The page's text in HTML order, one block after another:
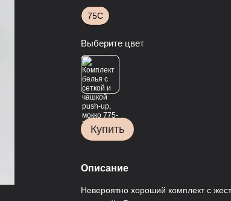
75С
Выберите цвет
Купить
Описание
Невероятно хороший комплект с